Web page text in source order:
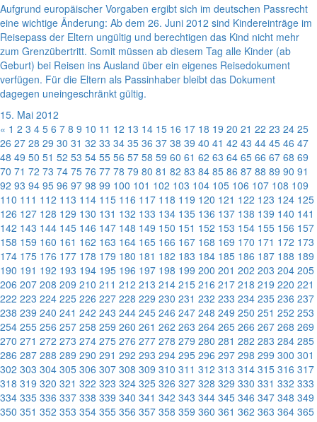
Aufgrund europäischer Vorgaben ergibt sich im deutschen Passrecht
eine wichtige Änderung: Ab dem 26. Juni 2012 sind Kindereinträge im
Reisepass der Eltern ungültig und berechtigen das Kind nicht mehr
zum Grenzübertritt. Somit müssen ab diesem Tag alle Kinder (ab
Geburt) bei Reisen ins Ausland über ein eigenes Reisedokument
verfügen. Für die Eltern als Passinhaber bleibt das Dokument
dagegen uneingeschränkt gültig.
15. Mai 2012
« 1 2 3 4 5 6 7 8 9 10 11 12 13 14 15 16 17 18 19 20 21 22 23 24 25
26 27 28 29 30 31 32 33 34 35 36 37 38 39 40 41 42 43 44 45 46 47
48 49 50 51 52 53 54 55 56 57 58 59 60 61 62 63 64 65 66 67 68 69
70 71 72 73 74 75 76 77 78 79 80 81 82 83 84 85 86 87 88 89 90 91
92 93 94 95 96 97 98 99 100 101 102 103 104 105 106 107 108 109
110 111 112 113 114 115 116 117 118 119 120 121 122 123 124 125
126 127 128 129 130 131 132 133 134 135 136 137 138 139 140 141
142 143 144 145 146 147 148 149 150 151 152 153 154 155 156 157
158 159 160 161 162 163 164 165 166 167 168 169 170 171 172 173
174 175 176 177 178 179 180 181 182 183 184 185 186 187 188 189
190 191 192 193 194 195 196 197 198 199 200 201 202 203 204 205
206 207 208 209 210 211 212 213 214 215 216 217 218 219 220 221
222 223 224 225 226 227 228 229 230 231 232 233 234 235 236 237
238 239 240 241 242 243 244 245 246 247 248 249 250 251 252 253
254 255 256 257 258 259 260 261 262 263 264 265 266 267 268 269
270 271 272 273 274 275 276 277 278 279 280 281 282 283 284 285
286 287 288 289 290 291 292 293 294 295 296 297 298 299 300 301
302 303 304 305 306 307 308 309 310 311 312 313 314 315 316 317
318 319 320 321 322 323 324 325 326 327 328 329 330 331 332 333
334 335 336 337 338 339 340 341 342 343 344 345 346 347 348 349
350 351 352 353 354 355 356 357 358 359 360 361 362 363 364 365